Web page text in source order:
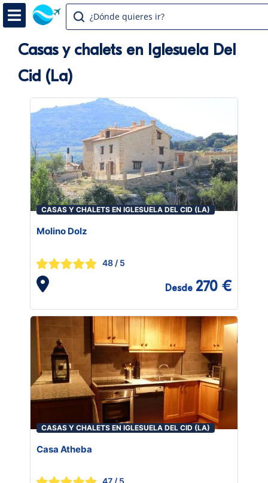
¿Dónde quieres ir?
Casas y chalets en Iglesuela Del
Cid (La)
CASAS Y CHALETS EN IGLESUELA DEL CID (LA)
Molino Dolz
48 / 5
Desde 270 €
CASAS Y CHALETS EN IGLESUELA DEL CID (LA)
Casa Atheba
47 / 5